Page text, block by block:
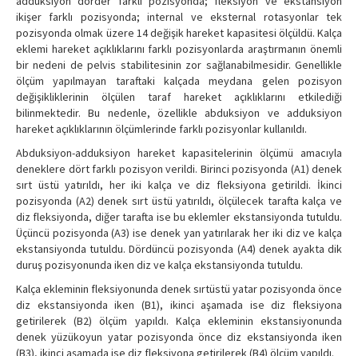
ikişer farklı pozisyonda; internal ve eksternal rotasyonlar tek
pozisyonda olmak üzere 14 değişik hareket kapasitesi ölçüldü. Kalça
eklemi hareket açıklıklarını farklı pozisyonlarda araştırmanın önemli
bir nedeni de pelvis stabilitesinin zor sağlanabilmesidir. Genellikle
ölçüm yapılmayan taraftaki kalçada meydana gelen pozisyon
değişikliklerinin ölçülen taraf hareket açıklıklarını etkilediği
bilinmektedir. Bu nedenle, özellikle abduksiyon ve adduksiyon
hareket açıklıklarının ölçümlerinde farklı pozisyonlar kullanıldı.
Abduksiyon-adduksiyon hareket kapasitelerinin ölçümü amacıyla
deneklere dört farklı pozisyon verildi. Birinci pozisyonda (A1) denek
sırt üstü yatırıldı, her iki kalça ve diz fleksiyona getirildi. İkinci
pozisyonda (A2) denek sırt üstü yatırıldı, ölçülecek tarafta kalça ve
diz fleksiyonda, diğer tarafta ise bu eklemler ekstansiyonda tutuldu.
Üçüncü pozisyonda (A3) ise denek yan yatırılarak her iki diz ve kalça
ekstansiyonda tutuldu. Dördüncü pozisyonda (A4) denek ayakta dik
duruş pozisyonunda iken diz ve kalça ekstansiyonda tutuldu.
Kalça ekleminin fleksiyonunda denek sırtüstü yatar pozisyonda önce
diz ekstansiyonda iken (B1), ikinci aşamada ise diz fleksiyona
getirilerek (B2) ölçüm yapıldı. Kalça ekleminin ekstansiyonunda
denek yüzükoyun yatar pozisyonda önce diz ekstansiyonda iken
(B3), ikinci aşamada ise diz fleksiyona getirilerek (B4) ölçüm yapıldı.